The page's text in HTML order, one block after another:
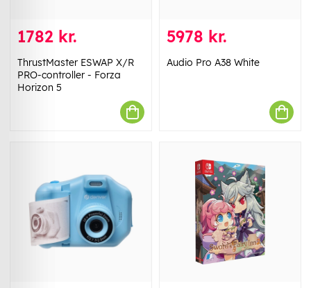
1782 kr.
ThrustMaster ESWAP X/R
PRO-controller - Forza
Horizon 5
5978 kr.
Audio Pro A38 White